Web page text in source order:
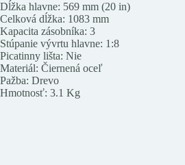
Dĺžka hlavne: 569 mm (20 in)
Celková dĺžka: 1083 mm
Kapacita zásobníka: 3
Stúpanie vývrtu hlavne: 1:8
Picatinny lišta: Nie
Materiál: Čiernená oceľ
Pažba: Drevo
Hmotnosť: 3.1 Kg